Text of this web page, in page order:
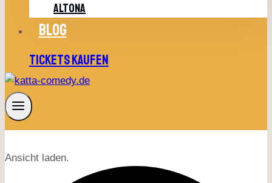
ALTONA
BLOG
TICKETS KAUFEN
Ansicht laden.